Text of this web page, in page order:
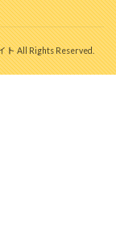
ト All Rights Reserved.